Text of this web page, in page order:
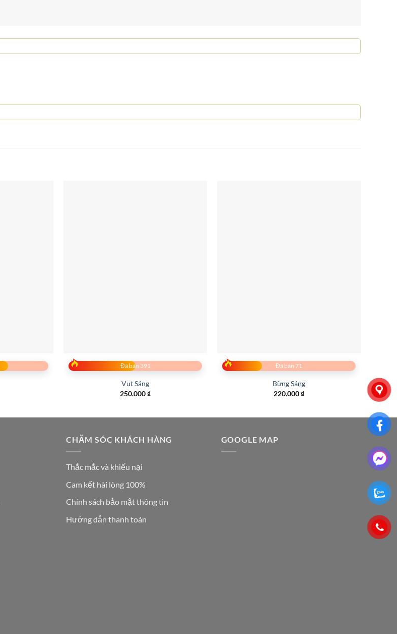
Đã bán 391
Vụt Sáng
250.000₫
Đã bán 71
Bừng Sáng
220.000₫
CHĂM SÓC KHÁCH HÀNG
Thắc mắc và khiếu nại
Cam kết hài lòng 100%
Chính sách bảo mật thông tin
Hướng dẫn thanh toán
GOOGLE MAP